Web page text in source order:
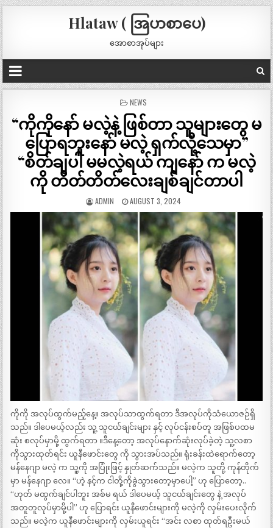
Hlataw ( အြပာစာပေ)
အောစာအုပ်များ
POSTED
IN
NEWS
“ကိုကိုနော် မလဲ့နဲ့ ဖြစ်တာ သူများတွေ မ
ပြောရဘူးနော် မလဲ့ ရှက်လို့သေမှာ”
“စိတ်ချပါ မမလဲ့ရယ် ကျနော် က မလဲ့
ကို တိတ်တိတ်လေးချစ်ချင်တာပါ
ADMIN AUGUST 3, 2024
ကိုကို အလုပ်ထွက်မည့်နေ့။ အလုပ်သာထွက်ရတာ ဒီအလုပ်ကိုသံယောဇဉ်ရှိ
သည်။ ဒါပေမယ့်လည်း သူ့ သူငယ်ချင်းများ နှင့် လုပ်ငန်းစပ်တူ အဖြစ်ပထမ
ဆုံး စလုပ်မှာမို့ ထွက်ရတာ ။ဒီနေ့တော့ အလုပ်နောက်ဆုံးလုပ်ခဲ့တဲ့ သူ့လစာ
ကိုသွားထုတ်ရင်း ယူနီဖောင်းတွေ ကို သွားအပ်သည်။ ရုံးခန်းထဲရောက်တော့
မန်နေဂျာ မလဲ့ က သူ့ကို အပြုံးဖြင့် နှုတ်ဆက်သည်။ မလဲ့က သူတို့ ကုန်တိုက်
မှာ မန်နေဂျာ လေ။ “ဟဲ့ နင့်က ငါတို့ကိုခွဲသွားတော့မှာပေါ့” ဟု ပြောတော့..
“ဟုတ် မထွက်ချင်ပါဘူး အစ်မ ရယ် ဒါပေမယ့် သူငယ်ချင်းတွေ နဲ့ အလုပ်
အတူတူလုပ်မှာမို့ပါ” ဟု ပြောရင်း ယူနီဖောင်းများကို မလဲ့ကို လှမ်းပေးလိုက်
သည်။ မလဲ့က ယူနီဖောင်းများကို လှမ်းယူရင်း “အင်း လစာ ထုတ်ရဦးမယ်